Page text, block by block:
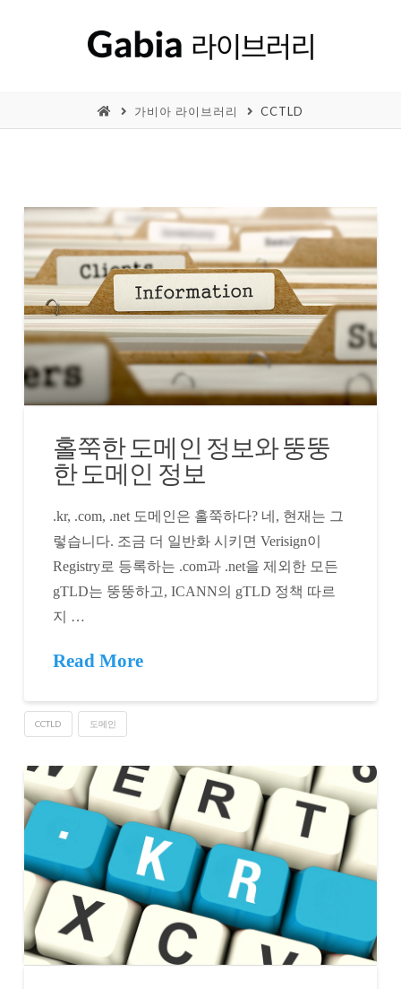
가비아 라이브러리 CCTLD
홀쭉한 도메인 정보와 뚱뚱
한 도메인 정보
.kr, .com, .net 도메인은 홀쭉하다? 네, 현재는 그
렇습니다. 조금 더 일반화 시키면 Verisign이
Registry로 등록하는 .com과 .net을 제외한 모든
gTLD는 뚱뚱하고, ICANN의 gTLD 정책 따르
지 …
Read More
CCTLD 도메인